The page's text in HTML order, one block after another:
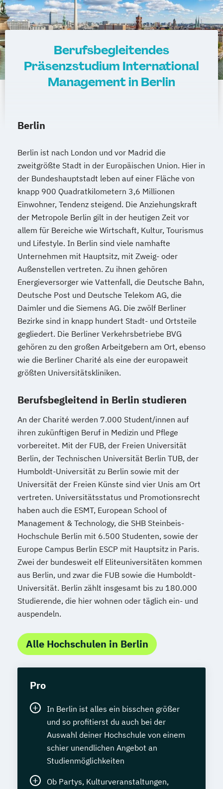
Berufsbegleitendes
Präsenzstudium International
Management in Berlin
Berlin
Berlin ist nach London und vor Madrid die
zweitgrößte Stadt in der Europäischen Union. Hier in
der Bundeshauptstadt leben auf einer Fläche von
knapp 900 Quadratkilometern 3,6 Millionen
Einwohner, Tendenz steigend. Die Anziehungskraft
der Metropole Berlin gilt in der heutigen Zeit vor
allem für Bereiche wie Wirtschaft, Kultur, Tourismus
und Lifestyle. In Berlin sind viele namhafte
Unternehmen mit Hauptsitz, mit Zweig- oder
Außenstellen vertreten. Zu ihnen gehören
Energieversorger wie Vattenfall, die Deutsche Bahn,
Deutsche Post und Deutsche Telekom AG, die
Daimler und die Siemens AG. Die zwölf Berliner
Bezirke sind in knapp hundert Stadt- und Ortsteile
gegliedert. Die Berliner Verkehrsbetriebe BVG
gehören zu den großen Arbeitgebern am Ort, ebenso
wie die Berliner Charité als eine der europaweit
größten Universitätskliniken.
Berufsbegleitend in Berlin studieren
An der Charité werden 7.000 Student/innen auf
ihren zukünftigen Beruf in Medizin und Pflege
vorbereitet. Mit der FUB, der Freien Universität
Berlin, der Technischen Universität Berlin TUB, der
Humboldt-Universität zu Berlin sowie mit der
Universität der Freien Künste sind vier Unis am Ort
vertreten. Universitätsstatus und Promotionsrecht
haben auch die ESMT, European School of
Management & Technology, die SHB Steinbeis-
Hochschule Berlin mit 6.500 Studenten, sowie der
Europe Campus Berlin ESCP mit Hauptsitz in Paris.
Zwei der bundesweit elf Eliteuniversitäten kommen
aus Berlin, und zwar die FUB sowie die Humboldt-
Universität. Berlin zählt insgesamt bis zu 180.000
Studierende, die hier wohnen oder täglich ein- und
auspendeln.
Alle Hochschulen in Berlin
Pro
In Berlin ist alles ein bisschen größer
und so profitierst du auch bei der
Auswahl deiner Hochschule von einem
schier unendlichen Angebot an
Studienmöglichkeiten
Ob Partys, Kulturveranstaltungen,